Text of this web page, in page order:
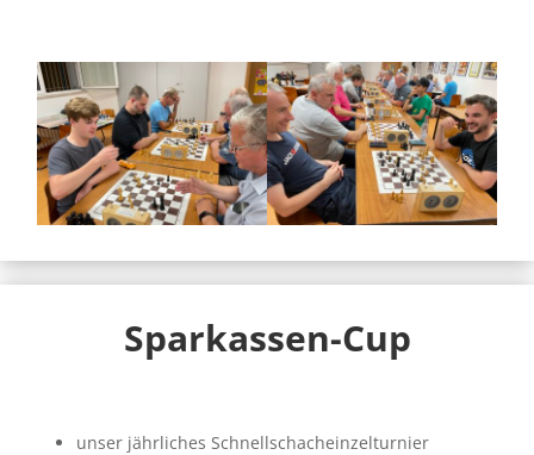
Sparkassen-Cup
unser jährliches Schnellschacheinzelturnier